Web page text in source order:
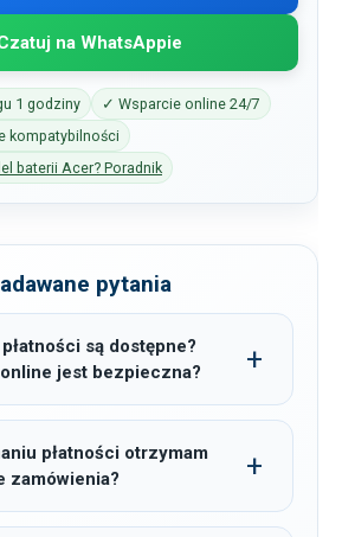
na WhatsAppie
1 godziny
✓ Wsparcie online 24/7
kompatybilności
baterii Acer? Poradnik
pytania
są dostępne?
jest bezpieczna?
płatności otrzymam
zamówienia?